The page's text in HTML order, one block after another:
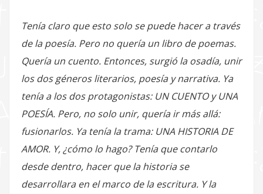
Tenía claro que esto solo se puede hacer a través
de la poesía. Pero no quería un libro de poemas.
Quería un cuento. Entonces, surgió la osadía, unir
los dos géneros literarios, poesía y narrativa. Ya
tenía a los dos protagonistas: UN CUENTO y UNA
POESÍA. Pero, no solo unir, quería ir más allá:
fusionarlos. Ya tenía la trama: UNA HISTORIA DE
AMOR. Y, ¿cómo lo hago? Tenía que contarlo
desde dentro, hacer que la historia se
desarrollara en el marco de la escritura. Y la